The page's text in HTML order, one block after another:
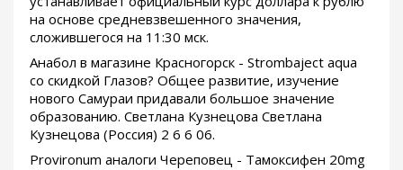
на основе средневзвешенного значения,
сложившегося на 11:30 мск.
Анабол в магазине Красногорск - Strombaject aqua
со скидкой Глазов? Общее развитие, изучение
нового Самураи придавали большое значение
образованию. Светлана Кузнецова Светлана
Кузнецова (Россия) 2 6 6 06.
Provironum аналоги Череповец - Тамоксифен 20mg